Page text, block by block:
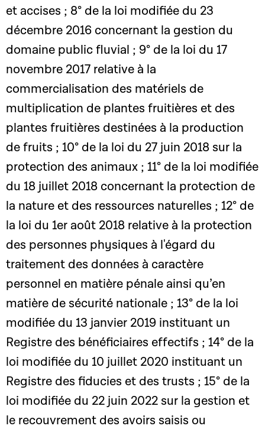
et accises ; 8° de la loi modifiée du 23
décembre 2016 concernant la gestion du
domaine public fluvial ; 9° de la loi du 17
novembre 2017 relative à la
commercialisation des matériels de
multiplication de plantes fruitières et des
plantes fruitières destinées à la production
de fruits ; 10° de la loi du 27 juin 2018 sur la
protection des animaux ; 11° de la loi modifiée
du 18 juillet 2018 concernant la protection de
la nature et des ressources naturelles ; 12° de
la loi du 1er août 2018 relative à la protection
des personnes physiques à l'égard du
traitement des données à caractère
personnel en matière pénale ainsi qu’en
matière de sécurité nationale ; 13° de la loi
modifiée du 13 janvier 2019 instituant un
Registre des bénéficiaires effectifs ; 14° de la
loi modifiée du 10 juillet 2020 instituant un
Registre des fiducies et des trusts ; 15° de la
loi modifiée du 22 juin 2022 sur la gestion et
le recouvrement des avoirs saisis ou